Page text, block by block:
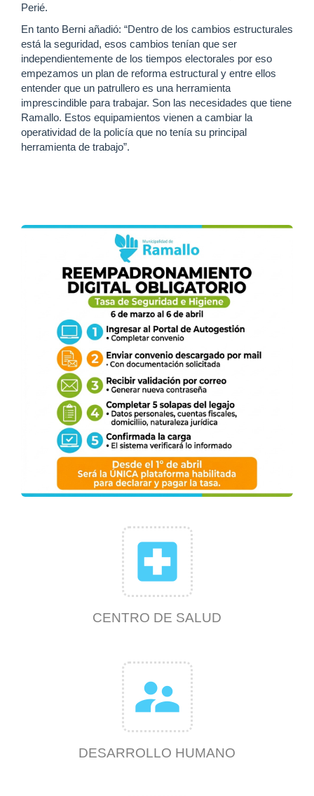
Perié.
En tanto Berni añadió: “Dentro de los cambios estructurales
está la seguridad, esos cambios tenían que ser
independientemente de los tiempos electorales por eso
empezamos un plan de reforma estructural y entre ellos
entender que un patrullero es una herramienta
imprescindible para trabajar. Son las necesidades que tiene
Ramallo. Estos equipamientos vienen a cambiar la
operatividad de la policía que no tenía su principal
herramienta de trabajo”.
local_hospital
CENTRO DE SALUD
supervisor_account
DESARROLLO HUMANO